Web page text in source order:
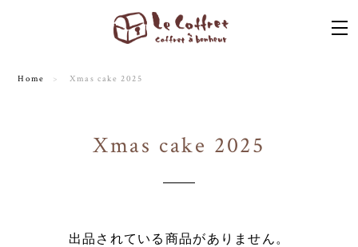
Home Xmas cake 2025
Xmas cake 2025
出品されている商品がありません。